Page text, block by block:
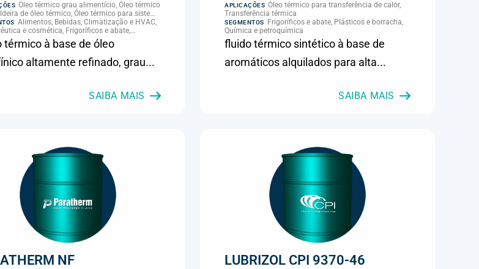
Óleo térmico grau alimentício, Óleo térmico
de óleo térmico, Óleo térmico para sistema
Óleo térmico para transferência de calor,
térmica
Alimentos, Bebidas, Climatização e HVAC,
e cosmética, Frigoríficos e abate,
Panificação, Química e petroquímica,
e refrigeração comercial
térmico à base de óleo
altamente refinado, grau...
SAIBA MAIS
APLICAÇÕES Óleo térmico para transferência de calor,
Transferência térmica
SEGMENTOS
Frigoríficos e abate, Plásticos e borracha,
Química e petroquímica
fluido térmico sintético à base de
aromáticos alquilados para alta...
SAIBA MAIS
NF LUBRIZOL CPI 9370-46